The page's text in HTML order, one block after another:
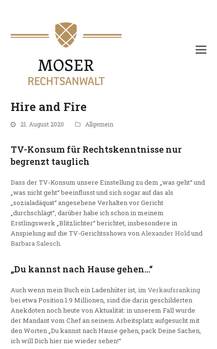
Hire and Fire
21. August 2020 Allgemein
TV-Konsum für Rechtskenntnisse nur
begrenzt tauglich
Dass der TV-Konsum unsere Einstellung zu dem „was geht“ und
„was nicht geht“ beeinflusst und sich sogar auf das als
„sozialadäquat“ angesehene Verhalten vor Gericht
„durchschlägt“, darüber habe ich schon in meinem
Erstlingswerk „Blitzlichter“ berichtet, insbesondere in
Anspielung auf die TV-Gerichtsshows vonAlexander Holdund
Barbara Salesch.
„Du kannst nach Hause gehen…“
Auch wenn mein Buch ein Ladenhüter ist, imVerkaufsranking
bei etwa Position 1.9 Millionen, sind die darin geschilderten
Anekdoten noch heute von Aktualität: in unserem Fall wurde
der Mandant vom Chef an seinem Arbeitsplatz aufgesucht mit
den Worten „Du kannst nach Hause gehen, pack Deine Sachen,
ich will Dich hier nie wieder sehen!“